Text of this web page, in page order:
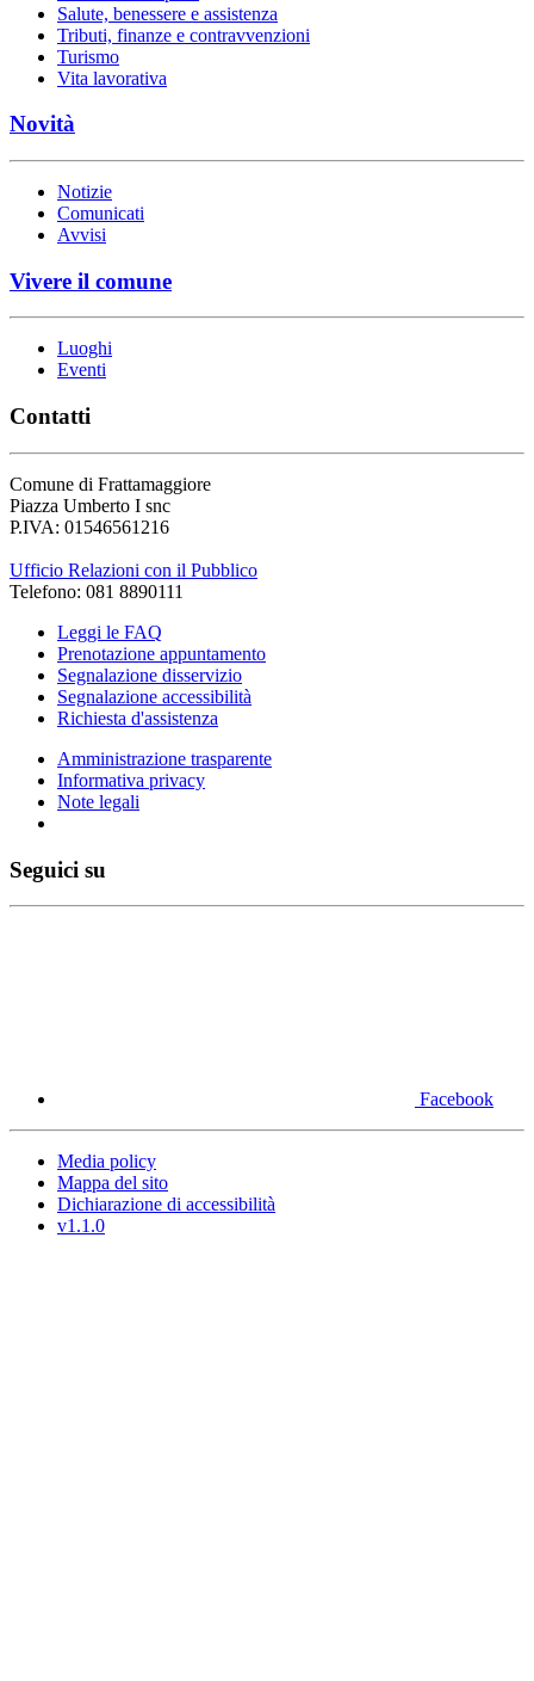
Salute, benessere e assistenza
Tributi, finanze e contravvenzioni
Turismo
Vita lavorativa
Novità
Notizie
Comunicati
Avvisi
Vivere il comune
Luoghi
Eventi
Contatti
Comune di Frattamaggiore
Piazza Umberto I snc
P.IVA: 01546561216
Ufficio Relazioni con il Pubblico
Telefono: 081 8890111
Leggi le FAQ
Prenotazione appuntamento
Segnalazione disservizio
Segnalazione accessibilità
Richiesta d'assistenza
Amministrazione trasparente
Informativa privacy
Note legali
Seguici su
Facebook
Media policy
Mappa del sito
Dichiarazione di accessibilità
v1.1.0